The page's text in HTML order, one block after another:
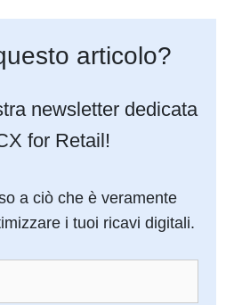
articolo?
newsletter dedicata
for Retail!
a ciò che è veramente
i tuoi ricavi digitali.